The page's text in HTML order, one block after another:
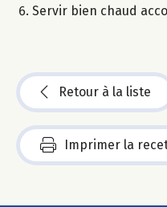
Servir bien chaud
Retour à la liste
Imprimer la